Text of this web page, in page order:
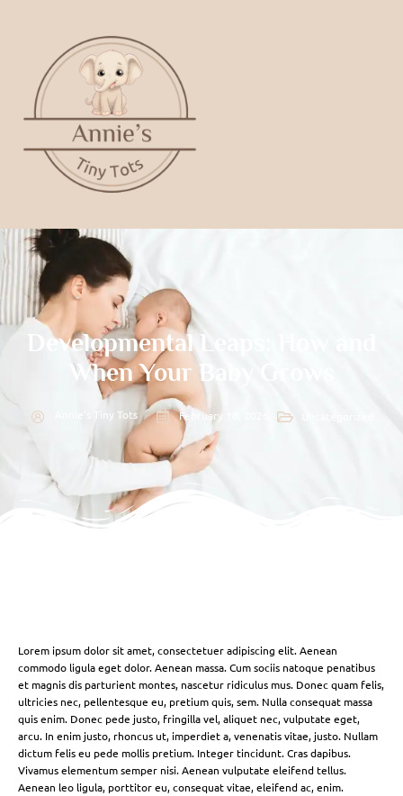
Developmental Leaps: How and
When Your Baby Grows
Annie's Tiny Tots February 18, 2026
Lorem ipsum dolor sit amet, consectetuer adipiscing elit. Aenean
commodo ligula eget dolor. Aenean massa. Cum sociis natoque penatibus
et magnis dis parturient montes, nascetur ridiculus mus. Donec quam felis,
ultricies nec, pellentesque eu, pretium quis, sem. Nulla consequat massa
quis enim. Donec pede justo, fringilla vel, aliquet nec, vulputate eget,
arcu. In enim justo, rhoncus ut, imperdiet a, venenatis vitae, justo. Nullam
dictum felis eu pede mollis pretium. Integer tincidunt. Cras dapibus.
Vivamus elementum semper nisi. Aenean vulputate eleifend tellus.
Aenean leo ligula, porttitor eu, consequat vitae, eleifend ac, enim.